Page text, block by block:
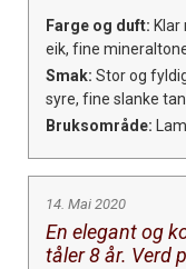
Farge og duft:
eik, fine
Smak: Stor og
syre, fine slanke
Bruksområde:
14. Mai 2020
En elegant og
tåler 8 år. Verd